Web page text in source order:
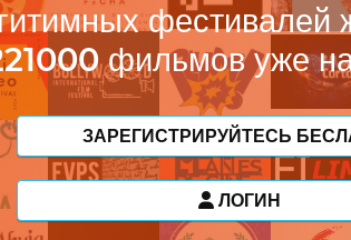
фестивалей
фильмов уже
ЗАРЕГИСТРИРУЙТЕСЬ
ЛОГИН